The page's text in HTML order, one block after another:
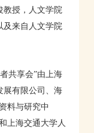
教授，人文学院
及来自人文学院
共享会”由上海
展有限公司、海
料与研究中
上海交通大学人